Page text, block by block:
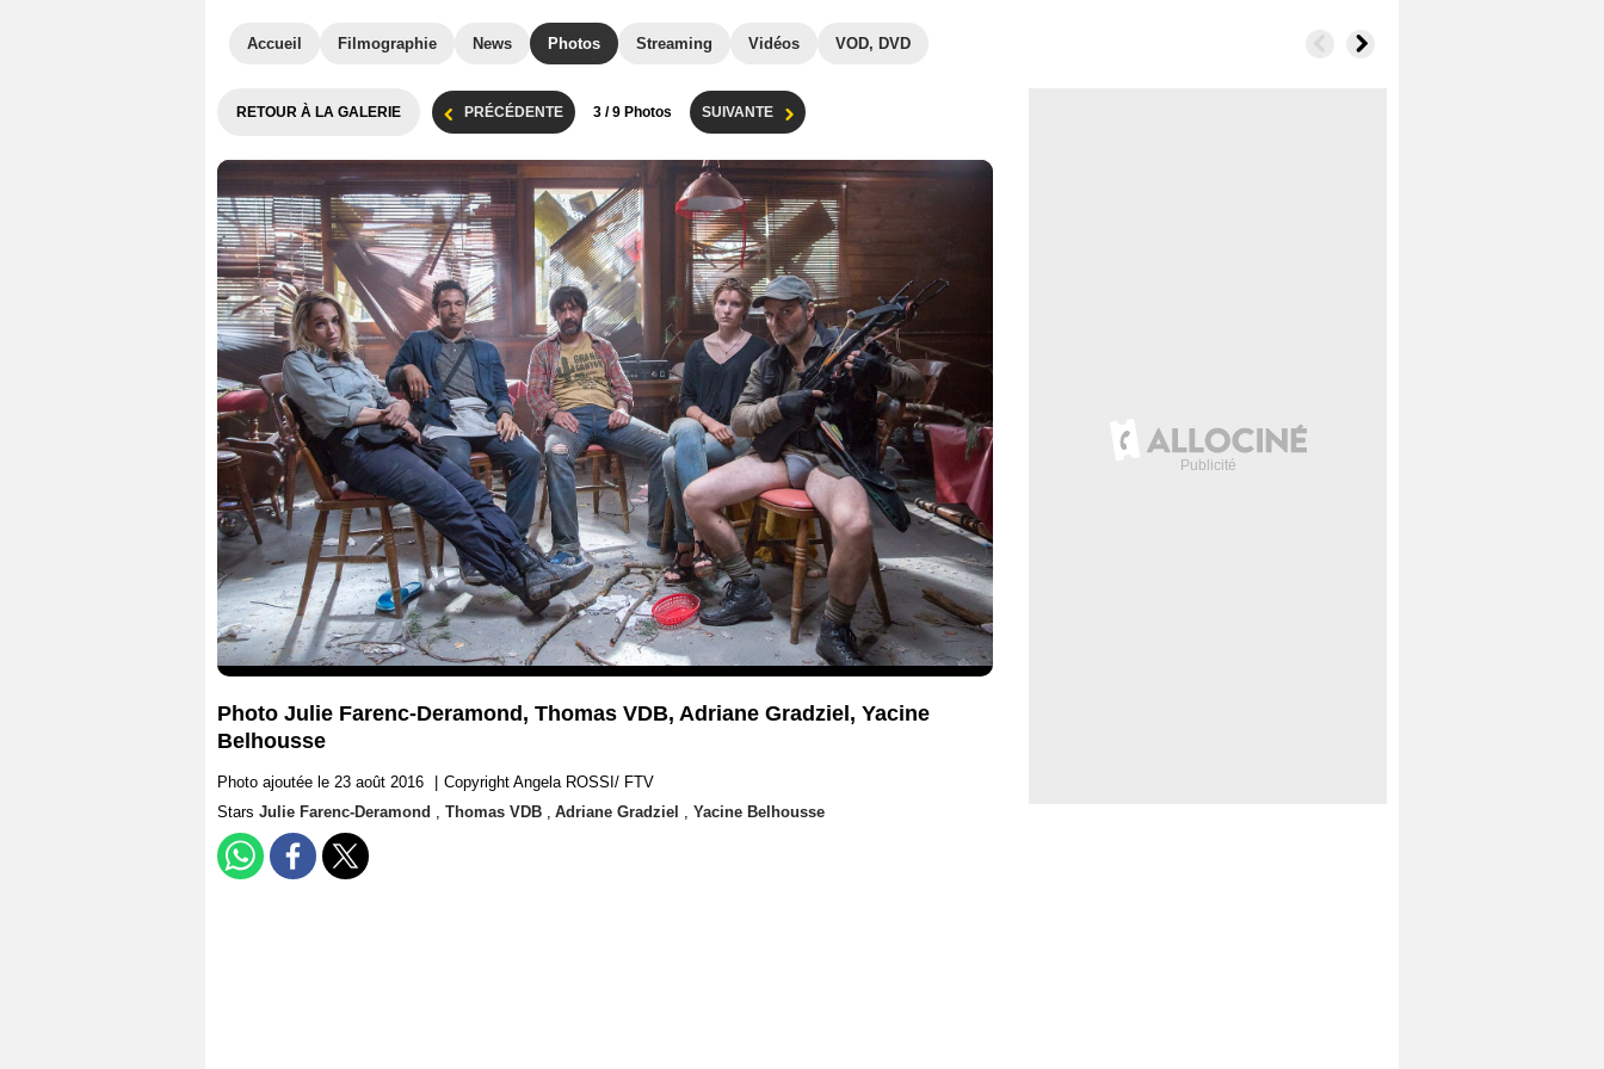
Accueil Filmographie News Photos Streaming Vidéos VOD, DVD
RETOUR À LA GALERIE PRÉCÉDENTE 3 / 9 Photos SUIVANTE
Photo Julie Farenc-Deramond, Thomas VDB, Adriane Gradziel, Yacine
Belhousse
Photo ajoutée le 23 août 2016
Copyright Angela ROSSI/ FTV
Stars Julie Farenc-Deramond , Thomas VDB , Adriane Gradziel , Yacine Belhousse